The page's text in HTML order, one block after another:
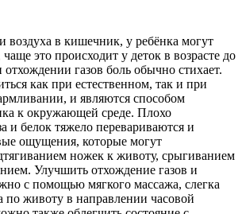
в кишечник, у ребёнка могут
это происходит у деток в возрасте до
газов боль обычно стихает.
как при естественном, так и при
и являются способом
к окружающей среде. Плохо
и белок тяжело перевариваются и
ощущения, которые могут
ножек к животу, срыгиванием
Улучшить отхождение газов и
с помощью мягкого массажа, слегка
животу в направлении часовой